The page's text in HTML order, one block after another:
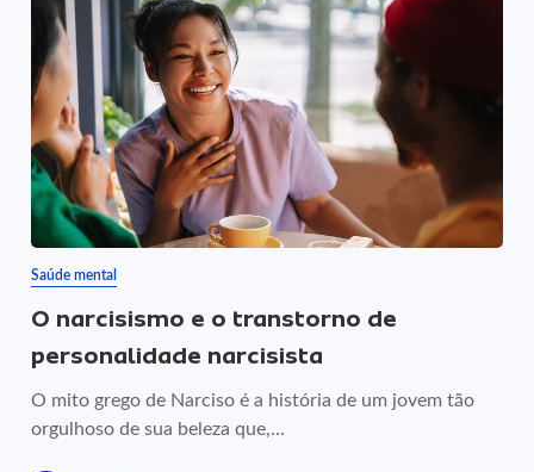
Saúde mental
O narcisismo e o transtorno de
personalidade narcisista
O mito grego de Narciso é a história de um jovem tão
orgulhoso de sua beleza que,...